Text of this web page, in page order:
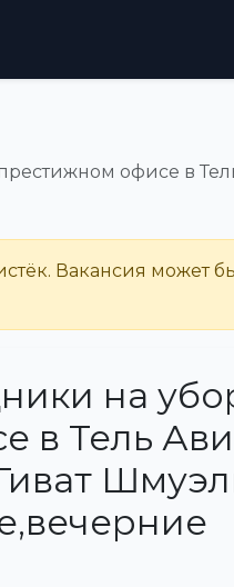
офисе в
Вакансия может
на
в Тель